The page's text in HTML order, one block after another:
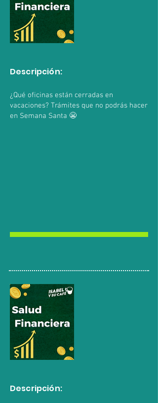
Descripción:
¿Qué oficinas están cerradas en
vacaciones? Trámites que no podrás hacer
en Semana Santa 😬
Descripción: